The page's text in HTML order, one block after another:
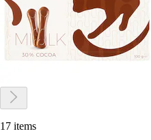
17 items